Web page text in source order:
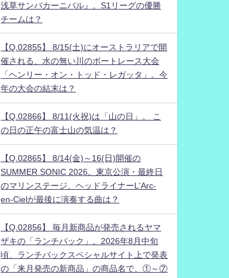
浅草サンバカーニバル』。S1リーグの優勝
チームは？
【Q.02855】 8/15(土)にオーストラリアで開
催される、水の無い川のボートレース大会
「ヘンリー・オン・トッド・レガッタ」。今
年の大会の結末は？
【Q.02866】 8/11(火祝)は「山の日」。 こ
の日の正午の富士山の気温は？
【Q.02865】 8/14(金)～16(日)開催の
SUMMER SONIC 2026。東京公演・最終日
のマリンステージ、ヘッドライナーL'Arc-
en-Cielが最後に演奏する曲は？
【Q.02856】 毎月新商品が発売されるヤマ
ザキの「ランチパック」。2026年8月中旬
頃、ランチパックスペシャルサイト上で発表
の「来月発売の新商品」の商品名で、①～⑦